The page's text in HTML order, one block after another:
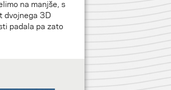
na manjše, s
dvojnega 3D
padala pa zato